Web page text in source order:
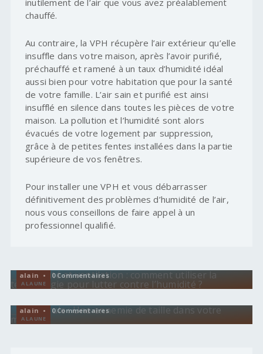
inutilement de l’air que vous avez préalablement
chauffé.
Au contraire, la VPH récupère l’air extérieur qu’elle
insuffle dans votre maison, après l’avoir purifié,
préchauffé et ramené à un taux d’humidité idéal
aussi bien pour votre habitation que pour la santé
de votre famille. L’air sain et purifié est ainsi
insufflé en silence dans toutes les pièces de votre
maison. La pollution et l’humidité sont alors
évacués de votre logement par suppression,
grâce à de petites fentes installées dans la partie
supérieure de vos fenêtres.
Pour installer une VPH et vous débarrasser
définitivement des problèmes d’humidité de l’air,
nous vous conseillons de faire appel à un
professionnel qualifié.
A LA UNE
alain • 0 Commentaires
A LA UNE
HUMIDITÉ
La Mérule : Une ennemie de taille dans votre
alain • 0 Commentaires